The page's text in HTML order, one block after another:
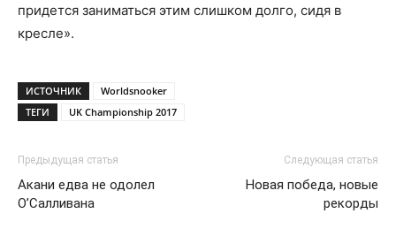
придется заниматься этим слишком долго, сидя в
кресле».
ИСТОЧНИК
Worldsnooker
ТЕГИ
UK Championship 2017
Предыдущая статья
Акани едва не одолел
О’Салливана
Следующая статья
Новая победа, новые
рекорды